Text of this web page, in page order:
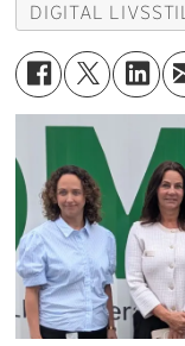
DIGITAL LIVSSTIL